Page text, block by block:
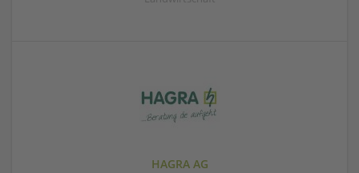
HAGRA AG